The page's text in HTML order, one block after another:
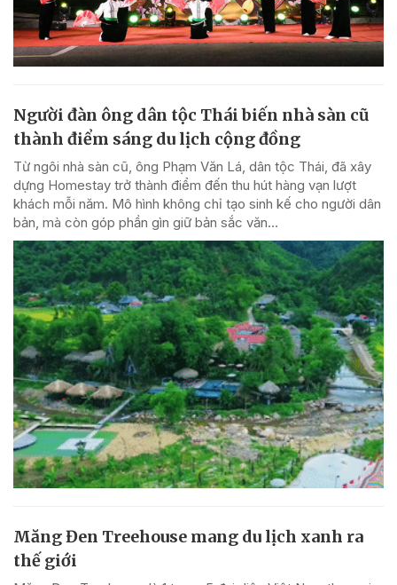
Người đàn ông dân tộc Thái biến nhà sàn cũ
thành điểm sáng du lịch cộng đồng
Từ ngôi nhà sàn cũ, ông Phạm Văn Lá, dân tộc Thái, đã xây
dựng Homestay trở thành điểm đến thu hút hàng vạn lượt
khách mỗi năm. Mô hình không chỉ tạo sinh kế cho người dân
bản, mà còn góp phần gìn giữ bản sắc văn...
Măng Đen Treehouse mang du lịch xanh ra
thế giới